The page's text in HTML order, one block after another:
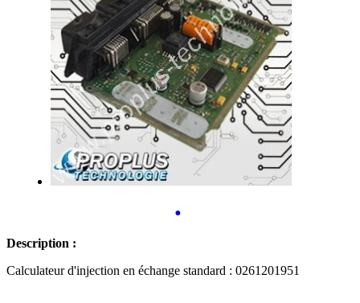
•
Description :
Calculateur d'injection en échange standard : 0261201951